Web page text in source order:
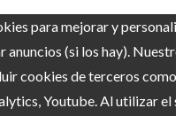
para mejorar y
(si los hay). Nuestro
cookies de terceros como
Youtube. Al utilizar el